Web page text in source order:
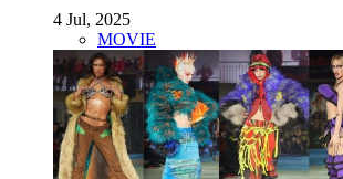
4 Jul, 2025
MOVIE